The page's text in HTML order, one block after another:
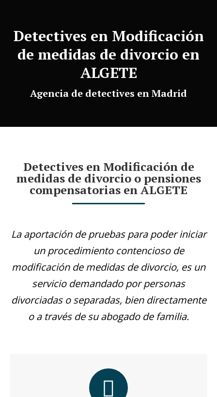
Detectives en Modificación
de medidas de divorcio en
ALGETE
Agencia de detectives en Madrid
Detectives en Modificación de
medidas de divorcio o pensiones
compensatorias en ALGETE
La aportación de pruebas para poder iniciar
un procedimiento contencioso de
modificación de medidas de divorcio, es un
servicio demandado por personas
divorciadas o separadas, bien directamente
o a través de su abogado de familia.